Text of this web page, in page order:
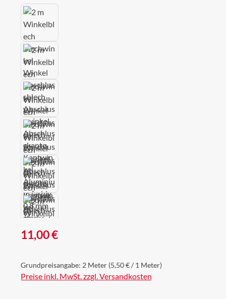
Regulärer Preis:
11,00 €
Grundpreisangabe: 2 Meter (5,50 € / 1 Meter)
Preise inkl. MwSt. zzgl. Versandkosten